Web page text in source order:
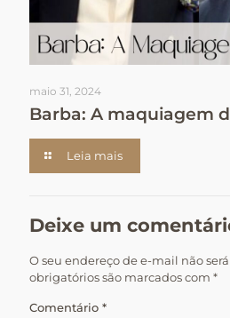
maio 31, 2024
Barba: A maquiagem
Leia mais
Deixe um
O seu endereço de e-mail não
obrigatórios são marcados com *
Comentário *